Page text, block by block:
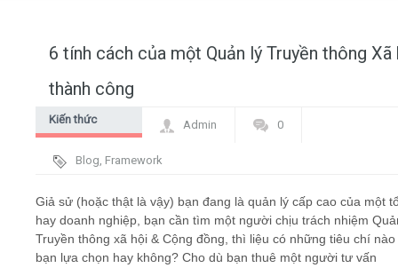
Home
Video
Kiến thức
6 tính cách của một Quản lý Truyền thông Xã
thành công
Kiến thức
Marketing - PR
Admin 0
Blog, Framework
Giả sử (hoặc thật là vậy) bạn đang là quản lý cấp cao của một
hay doanh nghiệp, bạn cần tìm một người chịu trách nhiệm
Truyền thông xã hội & Cộng đồng, thì liệu có những tiêu chí nào
bạn lựa chọn hay không? Cho dù bạn thuê một người tư vấn